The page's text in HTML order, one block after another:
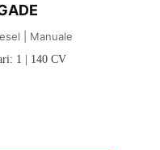
| Manuale
1 | 140 CV